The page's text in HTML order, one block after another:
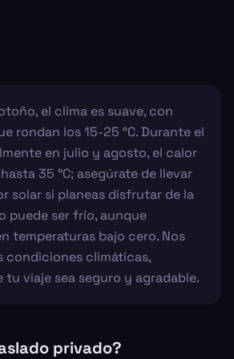
el clima es suave, con
rondan los 15-25 °C. Durante el
en julio y agosto, el calor
35 °C; asegúrate de llevar
solar si planeas disfrutar de la
puede ser frío, aunque
temperaturas bajo cero. Nos
condiciones climáticas,
tu viaje sea seguro y agradable.
privado?